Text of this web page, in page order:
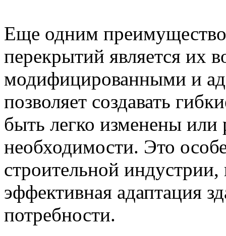
Еще одним
перекрытий является их
модифицированными и
позволяет создавать
быть легко изменены
необходимости. Это
строительной индустрии,
эффективная адаптация
потребности.